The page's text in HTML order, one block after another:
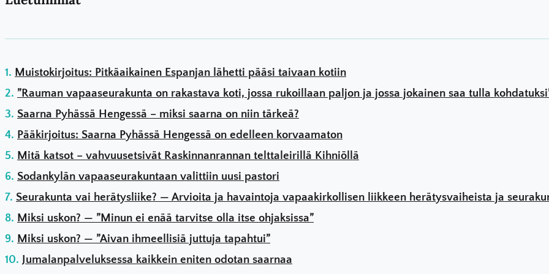
Muistokirjoitus: Pitkäaikainen Espanjan lähetti pääsi taivaan kotiin
”Rauman vapaaseurakunta on rakastava koti, jossa rukoillaan paljon ja jossa jokainen saa tulla
Saarna Pyhässä Hengessä – miksi saarna on niin tärkeä?
Pääkirjoitus: Saarna Pyhässä Hengessä on edelleen korvaamaton
Mitä katsot – vahvuusetsivät Raskinnanrannan telttaleirillä Kihniöllä
Sodankylän vapaaseurakuntaan valittiin uusi pastori
Seurakunta vai herätysliike? — Arvioita ja havaintoja vapaakirkollisen liikkeen herätysvaiheista ja
Miksi uskon? — ”Minun ei enää tarvitse olla itse ohjaksissa”
Miksi uskon? — ”Aivan ihmeellisiä juttuja tapahtui”
Jumalanpalveluksessa kaikkein eniten odotan saarnaa